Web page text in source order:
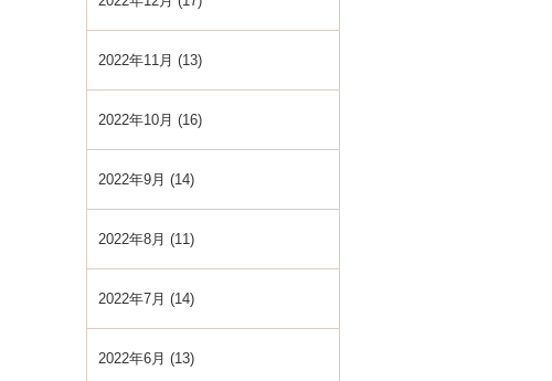
2022年11月 (13)
2022年10月 (16)
2022年9月 (14)
2022年8月 (11)
2022年7月 (14)
2022年6月 (13)